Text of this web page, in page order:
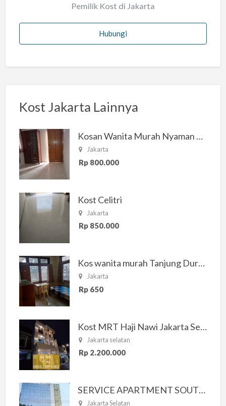
Pemilik Kost di Jakarta
Hubungi
Kost Jakarta Lainnya
Kosan Wanita Murah Nyaman di Jakarta Selatan
Jakarta
Rp 800.000
Kost Celitri
Jakarta
Rp 850.000
Kos wanita murah Tanjung Duren Jakarta Barat
Jakarta
Rp 650
Kost MRT Haji Nawi Jakarta Selatan
Jakarta selatan
Rp 2.200.000
SERVICE APARTMENT SOUTH RESIDENCE
Jakarta Selatan